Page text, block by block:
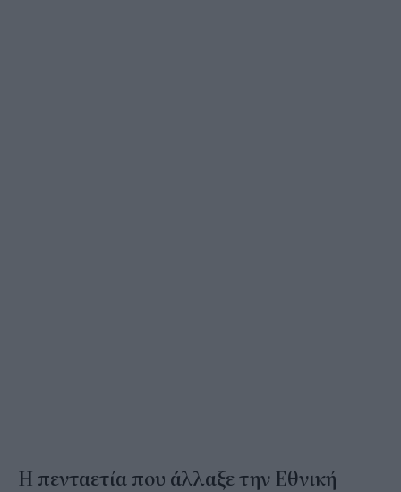
Η πενταετία που άλλαξε την Εθνική